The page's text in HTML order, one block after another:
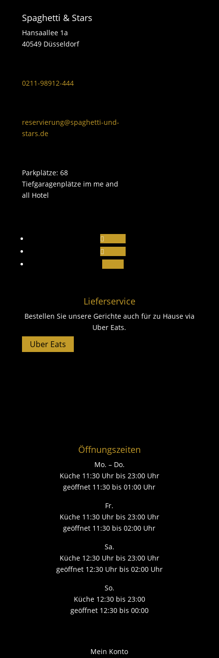
Spaghetti & Stars
Hansaallee 1a
40549 Düsseldorf
0211-98912-444
reservierung@spaghetti-und-
stars.de
Parkplätze: 68
Tiefgaragenplätze im me and
all Hotel
Lieferservice
Bestellen Sie unsere Gerichte auch für zu Hause via
Uber Eats.
Uber Eats
Öffnungszeiten
Mo. – Do.
Küche 11:30 Uhr bis 23:00 Uhr
geöffnet 11:30 bis 01:00 Uhr
Fr.
Küche 11:30 Uhr bis 23:00 Uhr
geöffnet 11:30 bis 02:00 Uhr
Sa.
Küche 12:30 Uhr bis 23:00 Uhr
geöffnet 12:30 Uhr bis 02:00 Uhr
So.
Küche 12:30 bis 23:00
geöffnet 12:30 bis 00:00
Mein Konto